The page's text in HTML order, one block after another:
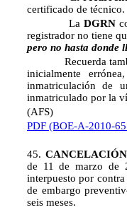
certificado de técnico.
La DGRN
registrador no tiene
pero no hasta donde
Recuerda también
inicialmente
inmatriculación de
inmatriculado por la
(AFS)
PDF (BOE-A-2010-
45.
de 11 de marzo de
interpuesto por
de embargo
seis meses.